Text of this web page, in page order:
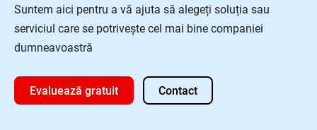
Suntem aici pentru a vă ajuta să alegeți soluția sau
serviciul care se potrivește cel mai bine companiei
dumneavoastră
Evaluează gratuit Contact